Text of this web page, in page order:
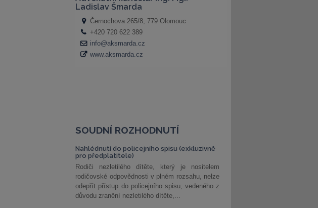
SOUDNÍ ROZHODNUTÍ
Nahlédnutí do policejního spisu (exkluzivně
pro předplatitele)
Rodiči nezletilého dítěte, který je nositelem
rodičovské odpovědnosti v plném rozsahu, nelze
odepřít přístup do policejního spisu, vedeného z
důvodu zranění nezletilého dítěte,...